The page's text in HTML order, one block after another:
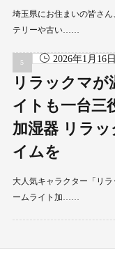
埼玉県にお住まいの皆さ
テリーや古い……
2026年1月16日
リラックマが
イトも一台三
加湿器 リラ
イムを
大人気キャラクター「リ
ームライト加……